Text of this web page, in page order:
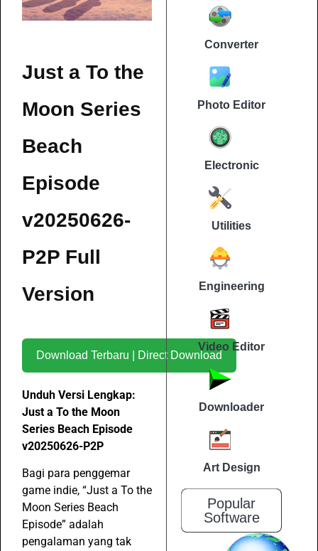
Just a To the
Moon Series
Beach
Episode
v20250626-
P2P Full
Version
Download Terbaru | Direct Download
Unduh Versi Lengkap:
Just a To the Moon
Series Beach Episode
v20250626-P2P
Bagi para penggemar
game indie, “Just a To the
Moon Series Beach
Episode” adalah
pengalaman yang tak
Converter
Photo Editor
Electronic
Utilities
Engineering
Video Editor
Downloader
Art Design
Popular
Software